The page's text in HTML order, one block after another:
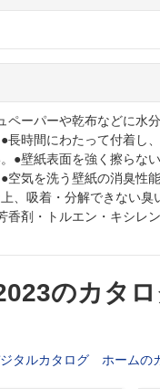
ペーパーや乾布などに水
長時間にわたって付着し
●壁紙表面を強く擦らな
空気を洗う壁紙の消臭性
、吸着・分解できない臭
香剤・トルエン・キシレ
のカタ
タルカタログ ホームの